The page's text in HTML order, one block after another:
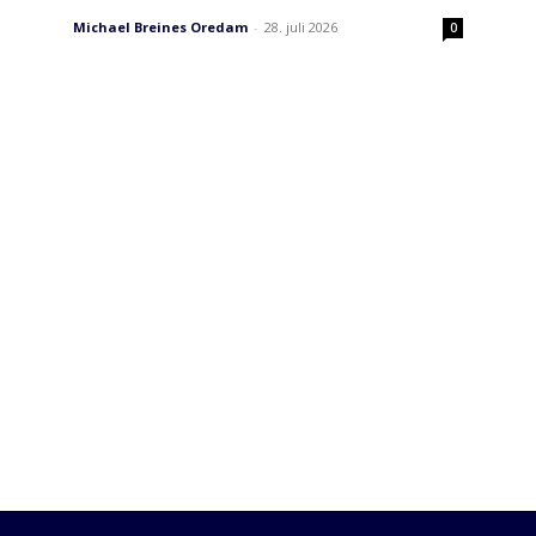
Michael Breines Oredam - 28. juli 2026 0